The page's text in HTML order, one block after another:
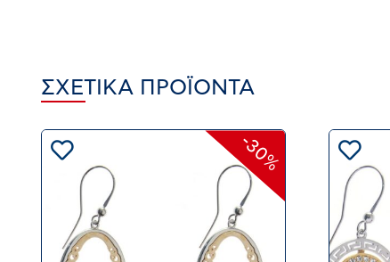
ΣΧΕΤΙΚΆ ΠΡΟΪΌΝΤΑ
-30%